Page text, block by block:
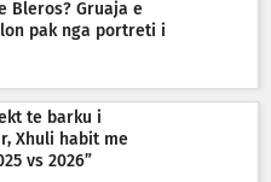
Bleros? Gruaja e
pak nga portreti i
te barku i
Xhuli habit me
vs 2026”